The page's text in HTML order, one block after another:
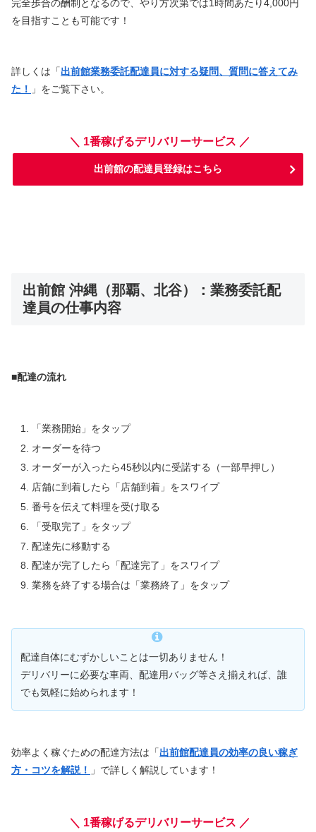
完全歩合の酬制となるので、やり方次第では1時間あたり4,000円
を目指すことも可能です！
詳しくは「出前館業務委託配達員に対する疑問、質問に答えてみ
た！
」をご覧下さい。
＼ 1番稼げるデリバリーサービス ／
出前館の配達員登録はこちら
出前館 沖縄（那覇、北谷）：業務委託配
達員の仕事内容
■配達の流れ
「業務開始」をタップ
オーダーを待つ
オーダーが入ったら45秒以内に受諾する（一部早押し）
店舗に到着したら「店舗到着」をスワイプ
番号を伝えて料理を受け取る
「受取完了」をタップ
配達先に移動する
配達が完了したら「配達完了」をスワイプ
業務を終了する場合は「業務終了」をタップ
配達自体にむずかしいことは一切ありません！
デリバリーに必要な車両、配達用バッグ等さえ揃えれば、誰
でも気軽に始められます！
効率よく稼ぐための配達方法は「出前館配達員の効率の良い稼ぎ
方・コツを解説！
」で詳しく解説しています！
＼ 1番稼げるデリバリーサービス ／